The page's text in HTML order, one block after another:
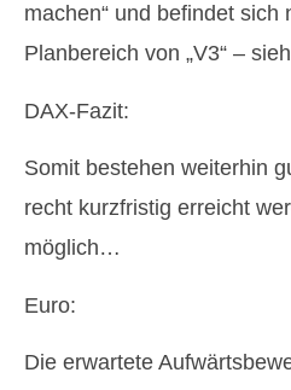
machen“ und befindet
Planbereich von „V3“ –
DAX-Fazit:
Somit bestehen weiterhin
recht kurzfristig erreicht
möglich…
Euro:
Die erwartete